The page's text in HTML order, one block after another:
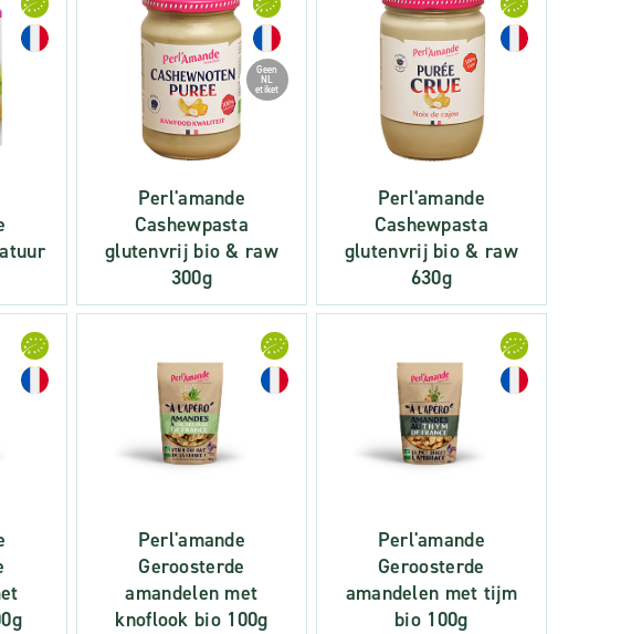
Geen
NL
etiket
Perl'amande
Cashewpasta
glutenvrij bio & raw
300g
Perl'amande
Cashewpasta
glutenvrij bio & raw
630g
Perl'amande
Geroosterde
amandelen met
knoflook bio 100g
Perl'amande
Geroosterde
amandelen met tijm
bio 100g